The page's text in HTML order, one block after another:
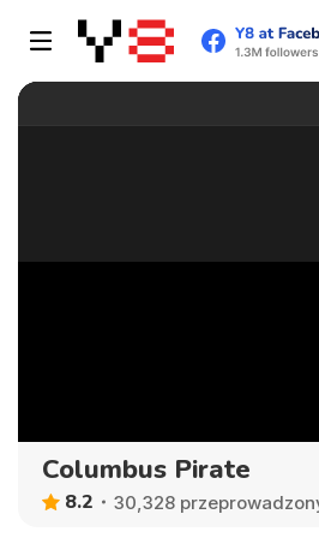
Columbus Pirate
8.2 30,328